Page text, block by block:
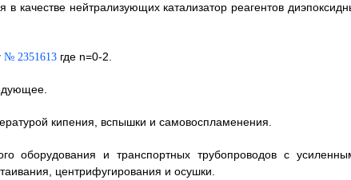
качестве нейтрализующих катализатор реагентов
где n=0-2.
кипения, вспышки и самовоспламенения.
оборудования и транспортных трубопроводов с
центрифугирования и осушки.